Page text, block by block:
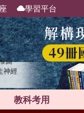
學習平台
薦
神經
教科考用